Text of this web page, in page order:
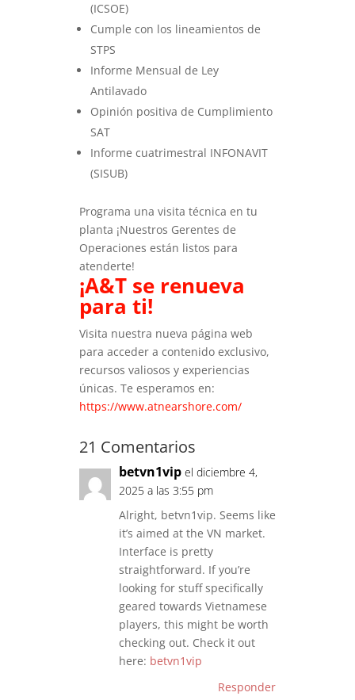
(ICSOE)
Cumple con los lineamientos de
STPS
Informe Mensual de Ley
Antilavado
Opinión positiva de Cumplimiento
SAT
Informe cuatrimestral INFONAVIT
(SISUB)
Programa una visita técnica en tu
planta ¡Nuestros Gerentes de
Operaciones están listos para
atenderte!
¡A&T se renueva
para ti!
Visita nuestra nueva página web
para acceder a contenido exclusivo,
recursos valiosos y experiencias
únicas. Te esperamos en:
https://www.atnearshore.com/
21 Comentarios
betvn1vip el diciembre 4,
2025 a las 3:55 pm
Alright, betvn1vip. Seems like
it’s aimed at the VN market.
Interface is pretty
straightforward. If you’re
looking for stuff specifically
geared towards Vietnamese
players, this might be worth
checking out. Check it out
here: betvn1vip
Responder